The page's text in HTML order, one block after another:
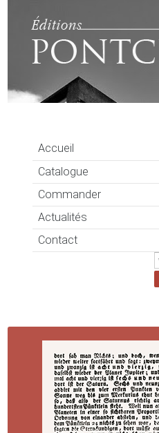
Accueil
Catalogue
Commander
Actualités
Contact